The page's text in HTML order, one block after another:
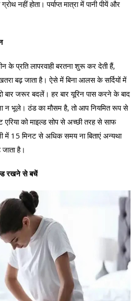
नहीं होता। पर्याप्त मात्रा में पानी पीयें और
के प्रति लापरवाही बरतना शुरू कर देती हैं,
बढ़ जाता है। ऐसे में बिना आलस के सर्दियों में
बार जरूर बदलें। हर बार यूरिन पास करने के बाद
न भूले। ठंड का मौसम है, तो आप नियमित रूप से
को माइल्ड सोप से अच्छी तरह से साफ
में 15 मिनट से अधिक समय ना बिताएं अन्यथा
है।
रखने से बचें